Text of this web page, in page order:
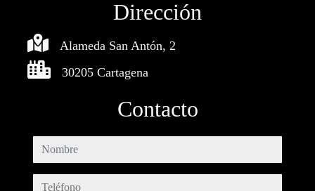
Dirección
Alameda San Antón, 2
30205 Cartagena
Contacto
nombre
teléfono